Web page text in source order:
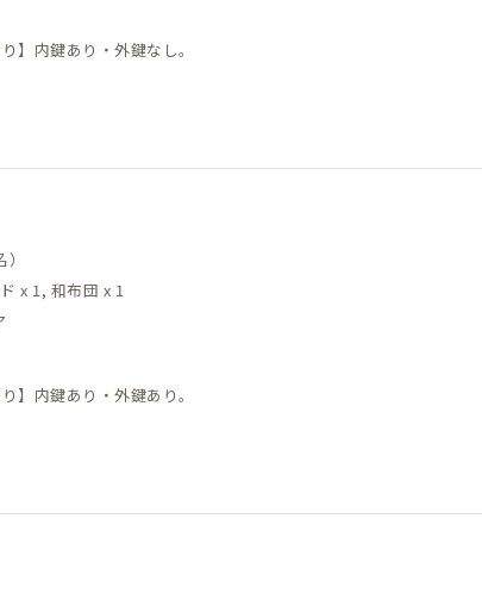
】内鍵あり・外鍵なし。
x 1, 和布団 x 1
】内鍵あり・外鍵あり。